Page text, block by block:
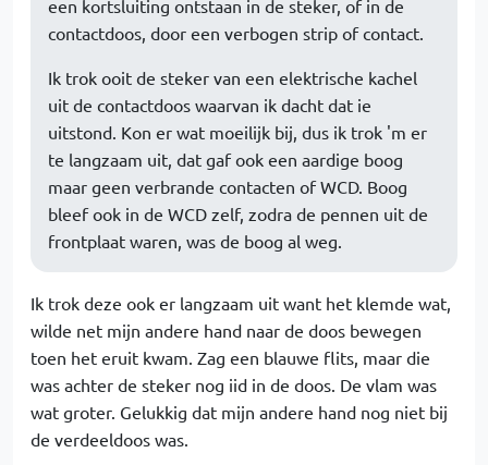
een kortsluiting ontstaan in de steker, of in de
contactdoos, door een verbogen strip of contact.
Ik trok ooit de steker van een elektrische kachel
uit de contactdoos waarvan ik dacht dat ie
uitstond. Kon er wat moeilijk bij, dus ik trok 'm er
te langzaam uit, dat gaf ook een aardige boog
maar geen verbrande contacten of WCD. Boog
bleef ook in de WCD zelf, zodra de pennen uit de
frontplaat waren, was de boog al weg.
Ik trok deze ook er langzaam uit want het klemde wat,
wilde net mijn andere hand naar de doos bewegen
toen het eruit kwam. Zag een blauwe flits, maar die
was achter de steker nog iid in de doos. De vlam was
wat groter. Gelukkig dat mijn andere hand nog niet bij
de verdeeldoos was.